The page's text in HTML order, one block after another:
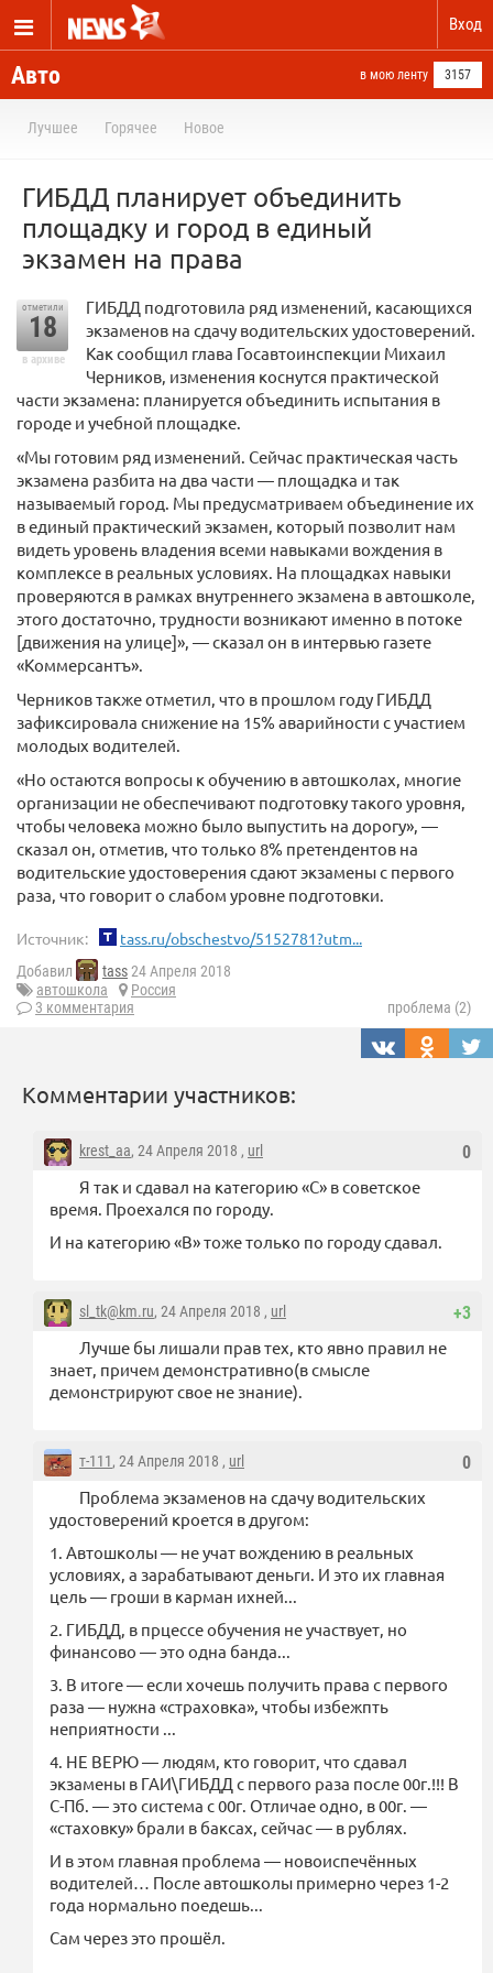
Вход
Авто в мою ленту 3157
Лучшее Горячее Новое
ГИБДД планирует объединить
площадку и город в единый
экзамен на права
отметили
18
в архиве
ГИБДД подготовила ряд изменений, касающихся
экзаменов на сдачу водительских удостоверений.
Как сообщил глава Госавтоинспекции Михаил
Черников, изменения коснутся практической
части экзамена: планируется объединить испытания в
городе и учебной площадке.
«Мы готовим ряд изменений. Сейчас практическая часть
экзамена разбита на два части — площадка и так
называемый город. Мы предусматриваем объединение их
в единый практический экзамен, который позволит нам
видеть уровень владения всеми навыками вождения в
комплексе в реальных условиях. На площадках навыки
проверяются в рамках внутреннего экзамена в автошколе,
этого достаточно, трудности возникают именно в потоке
[движения на улице]», — сказал он в интервью газете
«Коммерсантъ».
Черников также отметил, что в прошлом году ГИБДД
зафиксировала снижение на 15% аварийности с участием
молодых водителей.
«Но остаются вопросы к обучению в автошколах, многие
организации не обеспечивают подготовку такого уровня,
чтобы человека можно было выпустить на дорогу», —
сказал он, отметив, что только 8% претендентов на
водительские удостоверения сдают экзамены с первого
раза, что говорит о слабом уровне подготовки.
Источник: tass.ru/obschestvo/5152781?utm...
Добавил tass24 Апреля 2018
автошкола
Россия
3 комментария
проблема (2)
Комментарии участников:
0
krest_aa, 24 Апреля 2018 , url
Я так и сдавал на категорию «С» в советское
время. Проехался по городу.
И на категорию «В» тоже только по городу сдавал.
+3
sl_tk@km.ru, 24 Апреля 2018 , url
Лучше бы лишали прав тех, кто явно правил не
знает, причем демонстративно(в смысле
демонстрируют свое не знание).
0
т-111, 24 Апреля 2018 , url
Проблема экзаменов на сдачу водительских
удостоверений кроется в другом:
1. Автошколы — не учат вождению в реальных
условиях, а зарабатывают деньги. И это их главная
цель — гроши в карман ихней...
2. ГИБДД, в прцессе обучения не участвует, но
финансово — это одна банда...
3. В итоге — если хочешь получить права с первого
раза — нужна «страховка», чтобы избежпть
неприятности ...
4. НЕ ВЕРЮ — людям, кто говорит, что сдавал
экзамены в ГАИ\ГИБДД с первого раза после 00г.!!! В
С-Пб. — это система с 00г. Отличае одно, в 00г. —
«стаховку» брали в баксах, сейчас — в рублях.
И в этом главная проблема — новоиспечённых
водителей… После автошколы примерно через 1-2
года нормально поедешь...
Сам через это прошёл.